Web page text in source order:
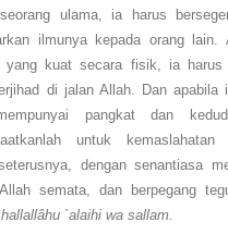
ulama, ia harus
ilmunya kepada orang lain.
yang kuat secara fisik, ia harus
di jalan Allah. Dan apabila
pangkat dan
untuk
dengan senantiasa
semata, dan berpegang
`alaihi wa sallam.